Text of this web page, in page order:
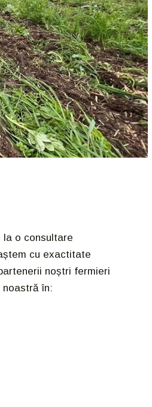
la o consultare
cu exactitate
noștri fermieri
în: